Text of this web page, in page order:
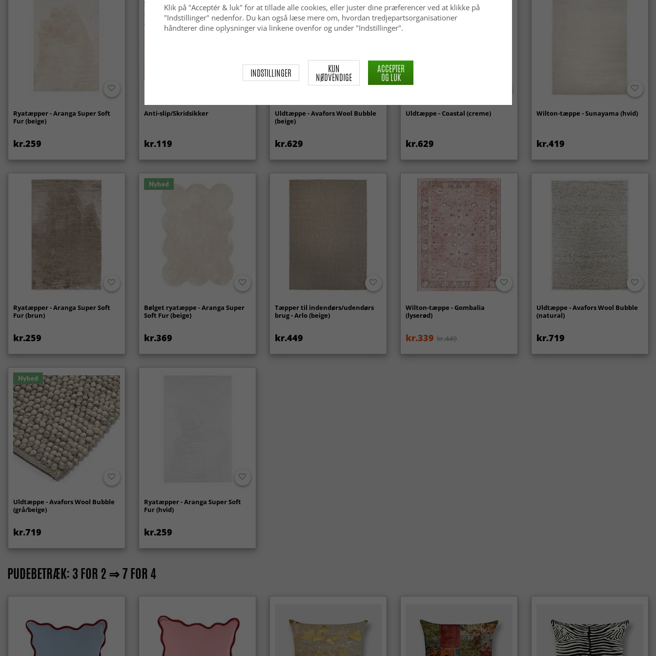
Ryatæpper - Aranga Super Soft
Fur (beige)
kr.259
Anti-slip/Skridsikker
kr.119
Uldtæppe - Avafors Wool Bubble
(beige)
kr.629
Uldtæppe - Coastal (creme)
kr.629
Wilton-tæppe - Sunayama (hvid)
kr.419
Ryatæpper - Aranga Super Soft
Fur (brun)
kr.259
Nyhed
Bølget ryatæppe - Aranga Super
Soft Fur (beige)
kr.369
Tæpper til indendørs/udendørs
brug - Arlo (beige)
kr.449
Wilton-tæppe - Gombalia
(lyserød)
kr.339 kr.449
Uldtæppe - Avafors Wool Bubble
(natural)
kr.719
Nyhed
Uldtæppe - Avafors Wool Bubble
(grå/beige)
kr.719
Ryatæpper - Aranga Super Soft
Fur (hvid)
kr.259
PUDEBETRÆK: 3 FOR 2 ⇒ 7 FOR 4
Klik på "Acceptér & luk" for at tillade alle cookies, eller juster dine præferencer ved at klikke på
"Indstillinger" nedenfor. Du kan også læse mere om, hvordan tredjepartsorganisationer
håndterer dine oplysninger via linkene ovenfor og under "Indstillinger".
INDSTILLINGER KUN
NØDVENDIGE
ACCEPTER
OG LUK